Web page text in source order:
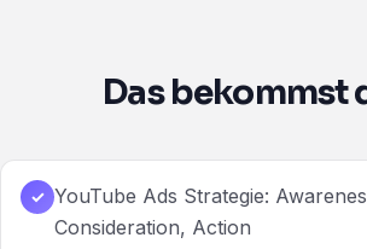
Das bekommst
✓ YouTube Ads Strategie:
Consideration, Action